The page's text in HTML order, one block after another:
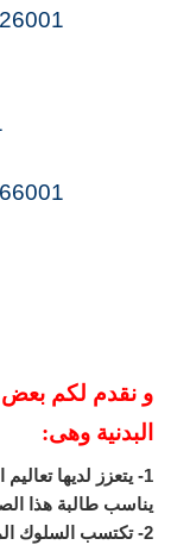
و نقدم لكم بعض
البدنية وهى:
1- يتعزز لديها
يناسب طالبة هذا
2- تكتسب السلوك المؤدي إلى التغلب على المعوقات النفسية .